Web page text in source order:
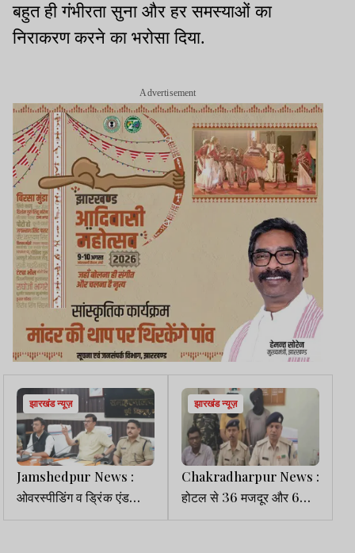
बहुत ही गंभीरता सुना और हर समस्‍याओं का
निराकरण करने का भरोसा दिया.
Advertisement
झारखंड न्यूज़
Jamshedpur News :
ओवरस्पीडिंग व ड्रिंक एंड
ड्राइव के खिलाफ चलेगा
झारखंड न्यूज़
Chakradharpur News :
होटल से 36 मजदूर और 6
नाबालिग बच्चे रेस्क्यू, दो तस्कर